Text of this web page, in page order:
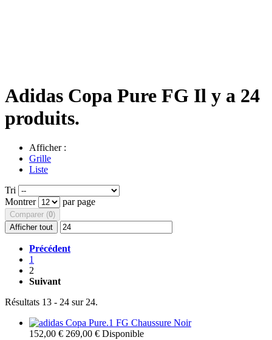
Adidas Copa Pure FG Il y a 24
produits.
Afficher :
Grille
Liste
Tri
Montrer
par page
Comparer (0)
Afficher tout
Précédent
1
2
Suivant
Résultats 13 - 24 sur 24.
152,00 € 269,00 € Disponible